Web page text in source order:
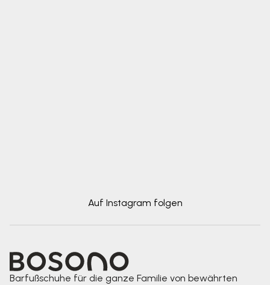
Auf Instagram folgen
Barfußschuhe für die ganze Familie von bewährten